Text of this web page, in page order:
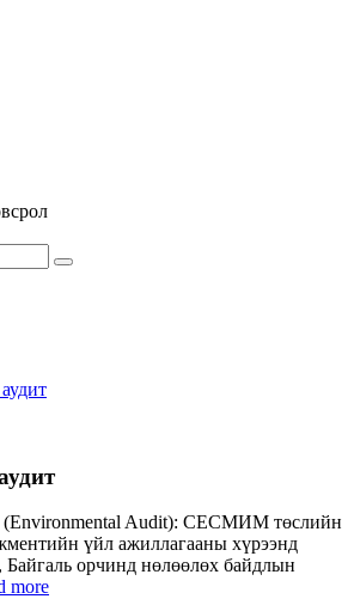
(Environmental Audit): СЕСМИМ төслийн
үйл ажиллагааны хүрээнд
Байгаль орчинд нөлөөлөх байдлын
more